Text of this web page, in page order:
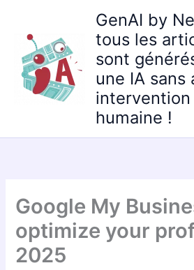
contenu
GenAI by
tous les
sont
une IA sans
intervention
humaine !
Google My
optimize your
2025